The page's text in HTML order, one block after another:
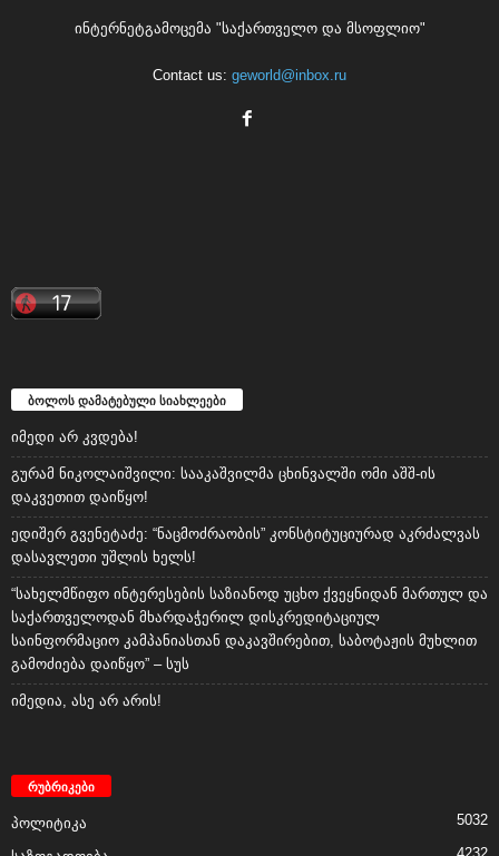
ინტერნეტგამოცემა "საქართველო და მსოფლიო"
Contact us: geworld@inbox.ru
ბოლოს დამატებული სიახლეები
იმედი არ კვდება!
გურამ ნიკოლაიშვილი: სააკაშვილმა ცხინვალში ომი აშშ-ის
დაკვეთით დაიწყო!
ედიშერ გვენეტაძე: “ნაცმოძრაობის” კონსტიტუციურად აკრძალვას
დასავლეთი უშლის ხელს!
“სახელმწიფო ინტერესების საზიანოდ უცხო ქვეყნიდან მართულ და
საქართველოდან მხარდაჭერილ დისკრედიტაციულ
საინფორმაციო კამპანიასთან დაკავშირებით, საბოტაჟის მუხლით
გამოძიება დაიწყო” – სუს
იმედია, ასე არ არის!
რუბრიკები
პოლიტიკა 5032